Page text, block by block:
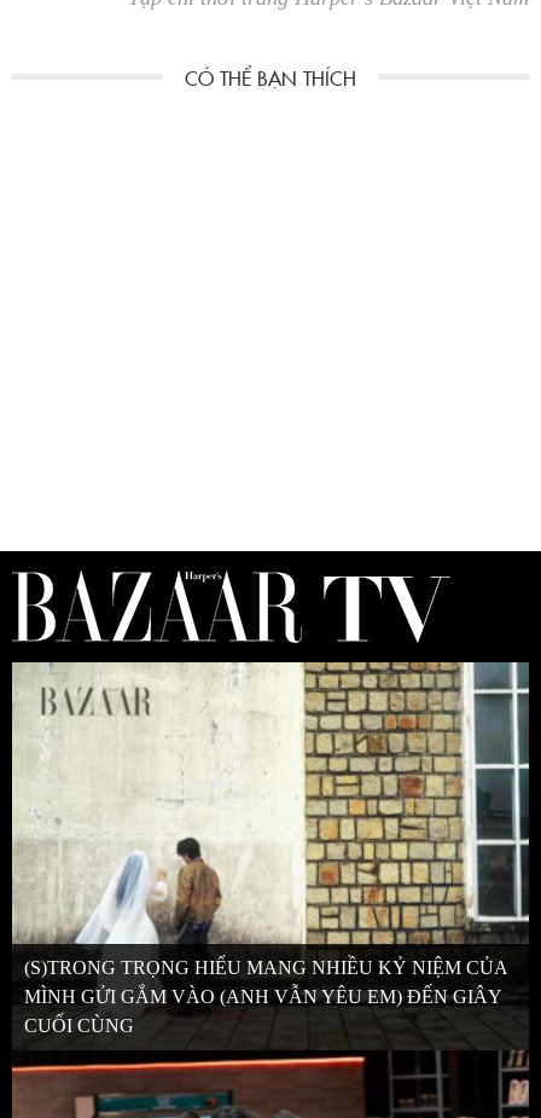
(S)TRONG TRỌNG HIẾU MANG NHIỀU KỶ NIỆM CỦA
MÌNH GỬI GẮM VÀO (ANH VẪN YÊU EM) ĐẾN GIÂY
CUỐI CÙNG